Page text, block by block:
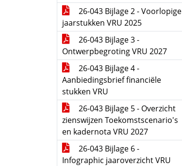
26-043 Bijlage 2 - Voorlopige
jaarstukken VRU 2025
26-043 Bijlage 3 -
Ontwerpbegroting VRU 2027
26-043 Bijlage 4 -
Aanbiedingsbrief financiële
stukken VRU
26-043 Bijlage 5 - Overzicht
zienswijzen Toekomstscenario's
en kadernota VRU 2027
26-043 Bijlage 6 -
Infographic jaaroverzicht VRU